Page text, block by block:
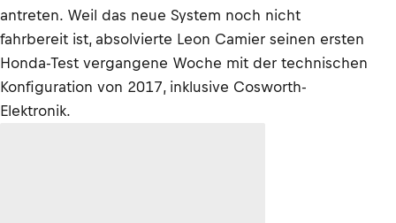
antreten. Weil das neue System noch nicht
fahrbereit ist, absolvierte Leon Camier seinen ersten
Honda-Test vergangene Woche mit der technischen
Konfiguration von 2017, inklusive Cosworth-
Elektronik.